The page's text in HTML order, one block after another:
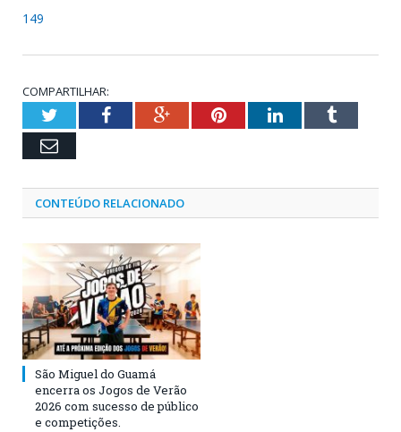
149
COMPARTILHAR:
TwitterFacebookGoogle+PinterestLinkedInTumblr
Email
CONTEÚDO RELACIONADO
São Miguel do Guamá
encerra os Jogos de Verão
2026 com sucesso de público
e competições.